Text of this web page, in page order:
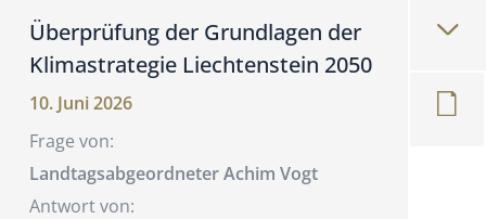
Überprüfung der Grundlagen der
Klimastrategie Liechtenstein 2050
10. Juni 2026
Frage von:
Landtagsabgeordneter Achim Vogt
Antwort von: